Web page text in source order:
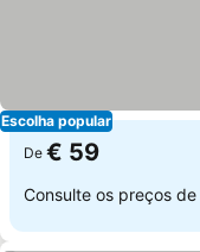
Escolha popular
De € 59
Consulte os preços de